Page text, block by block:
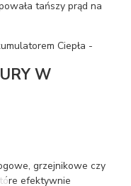
tańszy prąd na
Ciepła -
W
grzejnikowe czy
efektywnie